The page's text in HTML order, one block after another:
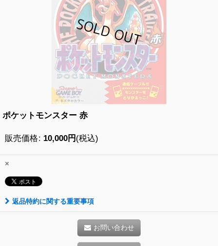
ポケットモンスター 赤
販売価格: 10,000円 (税込)
×
返品特約に関する重要事項
お問い合わせ